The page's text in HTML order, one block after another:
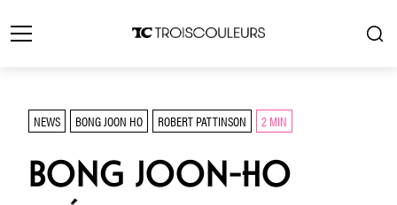
NEWS BONG JOON HO ROBERT PATTINSON 2 MIN
BONG JOON-HO